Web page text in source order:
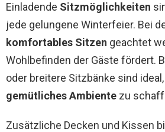
Einladende Sitzmöglichkeiten
jede gelungene Winterfeier. Bei
komfortables Sitzen geachtet
Wohlbefinden der Gäste fördert.
oder breitere Sitzbänke sind
gemütliches Ambiente zu
Zusätzliche Decken und Kissen